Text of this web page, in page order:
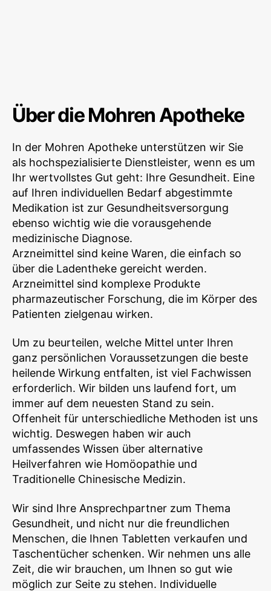
Über die Mohren Apotheke
In der Mohren Apotheke unterstützen wir Sie
als hochspezialisierte Dienstleister, wenn es um
Ihr wertvollstes Gut geht: Ihre Gesundheit. Eine
auf Ihren individuellen Bedarf abgestimmte
Medikation ist zur Gesundheitsversorgung
ebenso wichtig wie die vorausgehende
medizinische Diagnose.
Arzneimittel sind keine Waren, die einfach so
über die Ladentheke gereicht werden.
Arzneimittel sind komplexe Produkte
pharmazeutischer Forschung, die im Körper des
Patienten zielgenau wirken.
Um zu beurteilen, welche Mittel unter Ihren
ganz persönlichen Voraussetzungen die beste
heilende Wirkung entfalten, ist viel Fachwissen
erforderlich. Wir bilden uns laufend fort, um
immer auf dem neuesten Stand zu sein.
Offenheit für unterschiedliche Methoden ist uns
wichtig. Deswegen haben wir auch
umfassendes Wissen über alternative
Heilverfahren wie Homöopathie und
Traditionelle Chinesische Medizin.
Wir sind Ihre Ansprechpartner zum Thema
Gesundheit, und nicht nur die freundlichen
Menschen, die Ihnen Tabletten verkaufen und
Taschentücher schenken. Wir nehmen uns alle
Zeit, die wir brauchen, um Ihnen so gut wie
möglich zur Seite zu stehen. Individuelle